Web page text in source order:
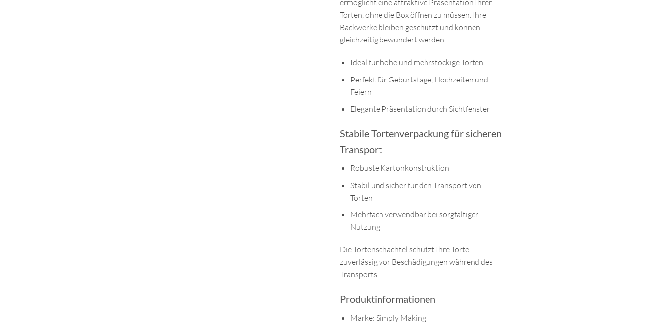
ermöglicht eine attraktive Präsentation Ihrer
Torten, ohne die Box öffnen zu müssen. Ihre
Backwerke bleiben geschützt und können
gleichzeitig bewundert werden.
Ideal für hohe und mehrstöckige Torten
Perfekt für Geburtstage, Hochzeiten und
Feiern
Elegante Präsentation durch Sichtfenster
Stabile Tortenverpackung für sicheren
Transport
Robuste Kartonkonstruktion
Stabil und sicher für den Transport von
Torten
Mehrfach verwendbar bei sorgfältiger
Nutzung
Die Tortenschachtel schützt Ihre Torte
zuverlässig vor Beschädigungen während des
Transports.
Produktinformationen
Marke: Simply Making